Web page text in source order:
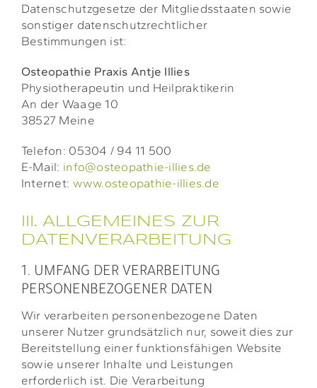
Datenschutzgesetze der Mitgliedsstaaten sowie
sonstiger datenschutzrechtlicher
Bestimmungen ist:
Osteopathie Praxis Antje Illies
Physiotherapeutin und Heilpraktikerin
An der Waage 10
38527 Meine
Telefon: 05304 / 94 11 500
E-Mail: info@osteopathie-illies.de
Internet: www.osteopathie-illies.de
III. ALLGEMEINES ZUR
DATENVERARBEITUNG
1. UMFANG DER VERARBEITUNG
PERSONENBEZOGENER DATEN
Wir verarbeiten personenbezogene Daten
unserer Nutzer grundsätzlich nur, soweit dies zur
Bereitstellung einer funktionsfähigen Website
sowie unserer Inhalte und Leistungen
erforderlich ist. Die Verarbeitung